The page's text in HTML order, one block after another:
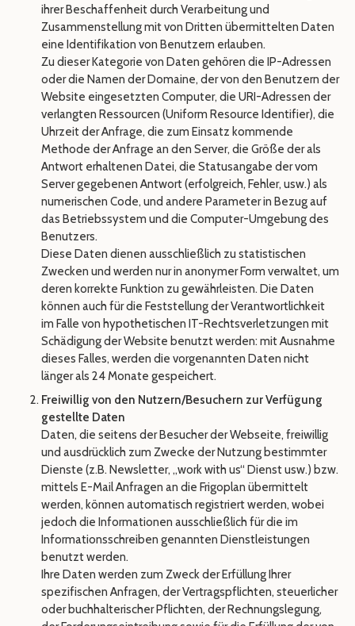
ihrer Beschaffenheit durch Verarbeitung und
Zusammenstellung mit von Dritten übermittelten Daten
eine Identifikation von Benutzern erlauben.
Zu dieser Kategorie von Daten gehören die IP-Adressen
oder die Namen der Domaine, der von den Benutzern der
Website eingesetzten Computer, die URI-Adressen der
verlangten Ressourcen (Uniform Resource Identifier), die
Uhrzeit der Anfrage, die zum Einsatz kommende
Methode der Anfrage an den Server, die Größe der als
Antwort erhaltenen Datei, die Statusangabe der vom
Server gegebenen Antwort (erfolgreich, Fehler, usw.) als
numerischen Code, und andere Parameter in Bezug auf
das Betriebssystem und die Computer-Umgebung des
Benutzers.
Diese Daten dienen ausschließlich zu statistischen
Zwecken und werden nur in anonymer Form verwaltet, um
deren korrekte Funktion zu gewährleisten. Die Daten
können auch für die Feststellung der Verantwortlichkeit
im Falle von hypothetischen IT-Rechtsverletzungen mit
Schädigung der Website benutzt werden: mit Ausnahme
dieses Falles, werden die vorgenannten Daten nicht
länger als 24 Monate gespeichert.
Freiwillig von den Nutzern/Besuchern zur Verfügung
gestellte Daten
Daten, die seitens der Besucher der Webseite, freiwillig
und ausdrücklich zum Zwecke der Nutzung bestimmter
Dienste (z.B. Newsletter, „work with us“ Dienst usw.) bzw.
mittels E-Mail Anfragen an die Frigoplan übermittelt
werden, können automatisch registriert werden, wobei
jedoch die Informationen ausschließlich für die im
Informationsschreiben genannten Dienstleistungen
benutzt werden.
Ihre Daten werden zum Zweck der Erfüllung Ihrer
spezifischen Anfragen, der Vertragspflichten, steuerlicher
oder buchhalterischer Pflichten, der Rechnungslegung,